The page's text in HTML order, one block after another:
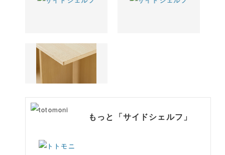
もっと「サイドシェルフ」